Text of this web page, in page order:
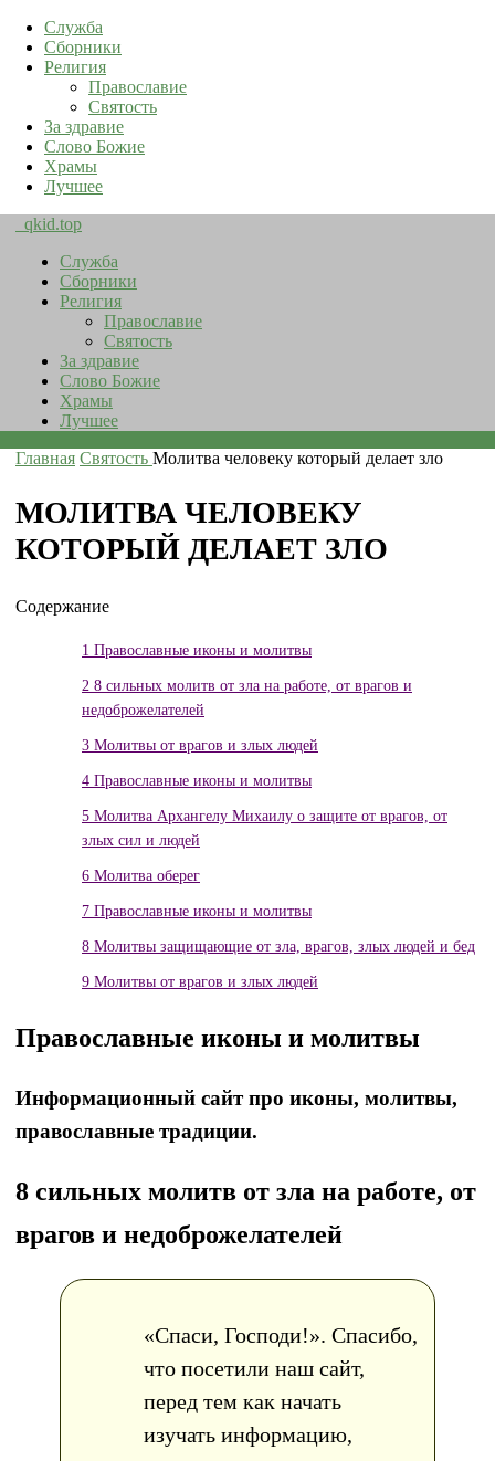
Служба
Сборники
Религия
Православие
Святость
За здравие
Слово Божие
Храмы
Лучшее
qkid.top
Служба
Сборники
Религия
Православие
Святость
За здравие
Слово Божие
Храмы
Лучшее
Главная Святость Молитва человеку который делает зло
МОЛИТВА ЧЕЛОВЕКУ
КОТОРЫЙ ДЕЛАЕТ ЗЛО
Содержание
1 Православные иконы и молитвы
2 8 сильных молитв от зла на работе, от врагов и
недоброжелателей
3 Молитвы от врагов и злых людей
4 Православные иконы и молитвы
5 Молитва Архангелу Михаилу о защите от врагов, от
злых сил и людей
6 Молитва оберег
7 Православные иконы и молитвы
8 Молитвы защищающие от зла, врагов, злых людей и бед
9 Молитвы от врагов и злых людей
Православные иконы и молитвы
Информационный сайт про иконы, молитвы,
православные традиции.
8 сильных молитв от зла на работе, от
врагов и недоброжелателей
«Спаси, Господи!». Спасибо,
что посетили наш сайт,
перед тем как начать
изучать информацию,